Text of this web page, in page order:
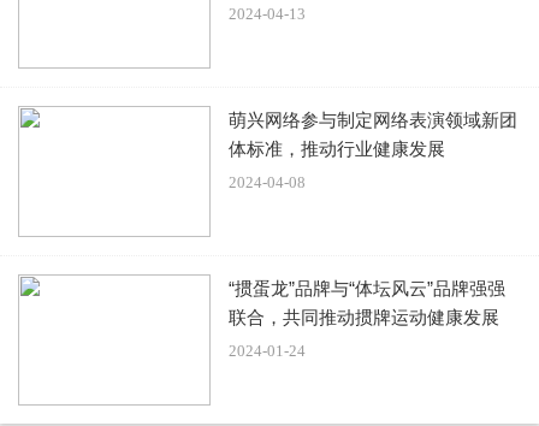
2024-04-13
萌兴网络参与制定网络表演领域新团
体标准，推动行业健康发展
2024-04-08
“掼蛋龙”品牌与“体坛风云”品牌强强
联合，共同推动掼牌运动健康发展
2024-01-24